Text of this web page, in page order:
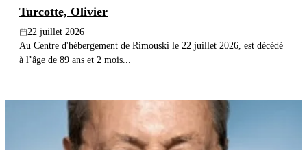
Turcotte, Olivier
22 juillet 2026
Au Centre d'hébergement de Rimouski le 22 juillet 2026, est décédé
à l’âge de 89 ans et 2 mois...